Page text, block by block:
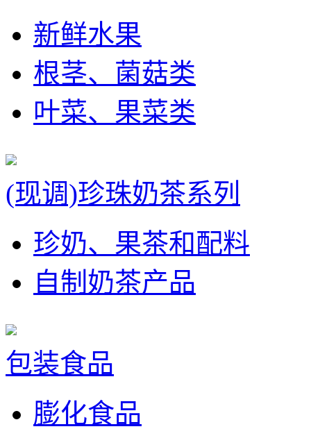
新鲜水果
根茎、菌菇类
叶菜、果菜类
(现调)珍珠奶茶系列
珍奶、果茶和配料
自制奶茶产品
包装食品
膨化食品